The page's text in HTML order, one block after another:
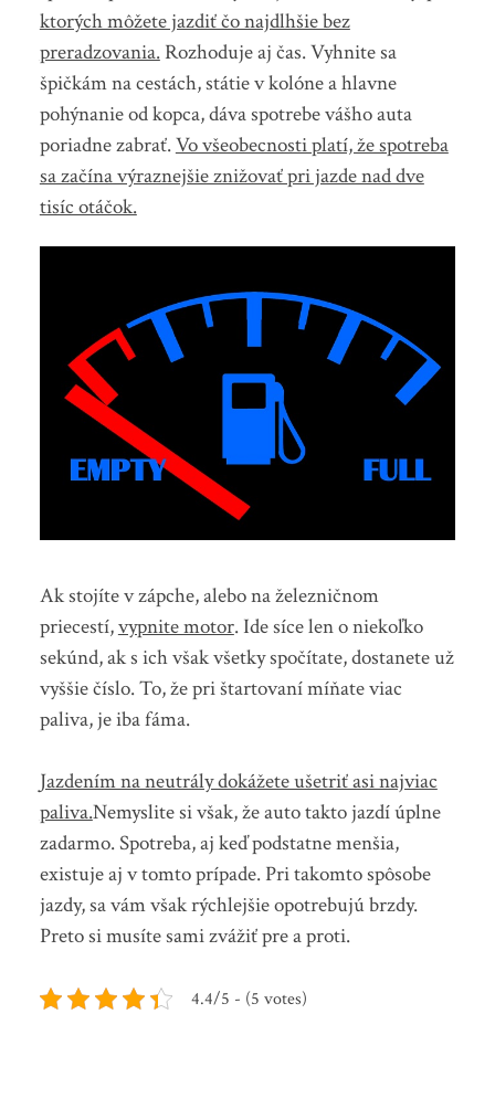
ktorých môžete jazdiť čo najdlhšie bez
preradzovania.Rozhoduje aj čas. Vyhnite sa
špičkám na cestách, státie v kolóne a hlavne
pohýnanie od kopca, dáva spotrebe vášho auta
poriadne zabrať.Vo všeobecnosti platí, že spotreba
sa začína výraznejšie znižovať pri jazde nad dve
tisíc otáčok.
Ak stojíte v zápche, alebo na železničnom
priecestí,vypnite motor. Ide síce len o niekoľko
sekúnd, ak s ich však všetky spočítate, dostanete už
vyššie číslo. To, že pri štartovaní míňate viac
paliva, je iba fáma.
Jazdením na neutrály dokážete ušetriť asi najviac
paliva.Nemyslite si však, že auto takto jazdí úplne
zadarmo. Spotreba, aj keď podstatne menšia,
existuje aj v tomto prípade. Pri takomto spôsobe
jazdy, sa vám však rýchlejšie opotrebujú brzdy.
Preto si musíte sami zvážiť pre a proti.
4.4/5 - (5 votes)